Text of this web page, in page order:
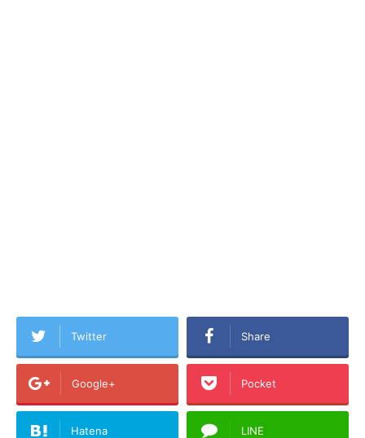
Twitter Share
Google+ Pocket
Hatena LINE